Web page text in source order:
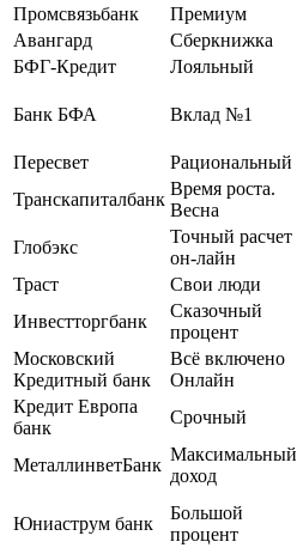
Промсвязьбанк Премиум
Авангард
Сберкнижка
БФГ-Кредит
Лояльный
Банк БФА Вклад №1
Пересвет
Рациональный
Транскапиталбанк
Время роста.
Весна
Глобэкс
Точный расчет
он-лайн
Траст
Свои люди
Инвестторгбанк
Сказочный
процент
Московский
Кредитный банк
Всё включено
Онлайн
Кредит Европа
банк
Срочный
МеталлинветБанк
Максимальный
доход
Юниаструм банк
Большой
процент